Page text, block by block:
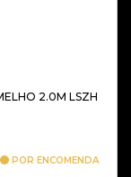
2.0M LSZH
POR ENCOMENDA